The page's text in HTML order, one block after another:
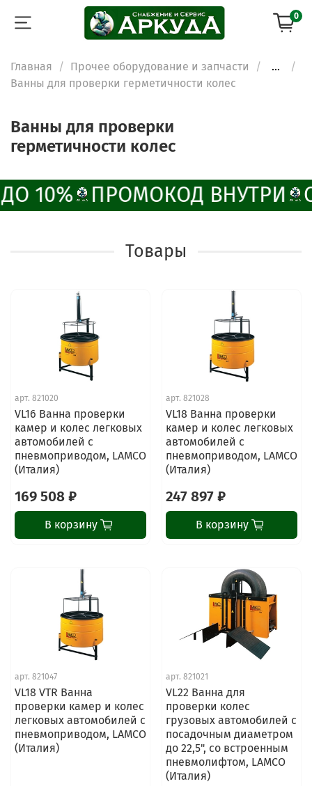
0
Главная Прочее оборудование и запчасти
...
Ванны для проверки герметичности колес
Ванны для проверки
герметичности колес
10% ПРОМОКОД ВНУТРИ
Товары
арт. 821020
VL16 Ванна проверки
камер и колес легковых
автомобилей с
пневмоприводом, LAMCO
(Италия)
169 508 ₽
В корзину
арт. 821028
VL18 Ванна проверки
камер и колес легковых
автомобилей с
пневмоприводом, LAMCO
(Италия)
247 897 ₽
В корзину
арт. 821047
VL18 VTR Ванна
проверки камер и колес
легковых автомобилей с
пневмоприводом, LAMCO
(Италия)
арт. 821021
VL22 Ванна для
проверки колес
грузовых автомобилей с
посадочным диаметром
до 22,5", со встроенным
пневмолифтом, LAMCO
(Италия)